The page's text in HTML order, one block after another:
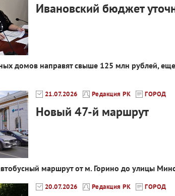
Ивановский бюджет
домов направят свыше 125 млн рублей,
21.07.2026 Редакция РК ГОРОД
Новый 47-й маршрут
маршрут от м. Горино до улицы
20.07.2026 Редакция РК ГОРОД